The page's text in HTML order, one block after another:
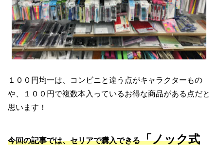
１００円均一は、コンビニと違う点がキャラクターもの
や、１００円で複数本入っているお得な商品がある点だと
思います！
今回の記事では、セリアで購入できる「ノック式